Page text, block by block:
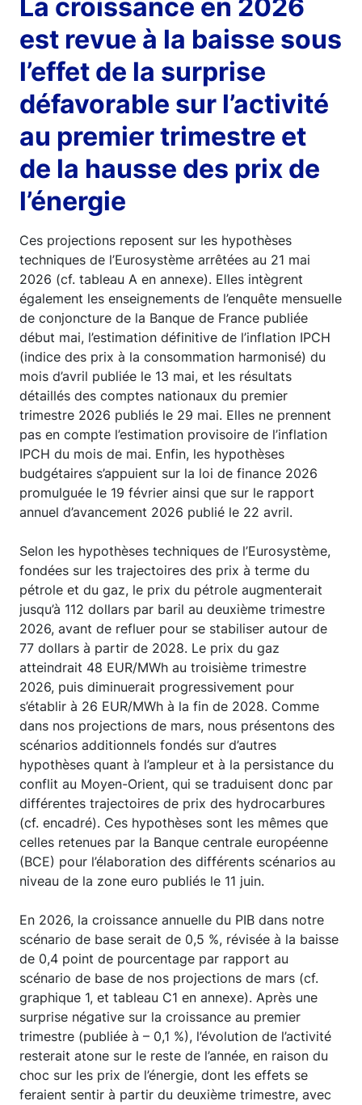
La croissance en 2026
est revue à la baisse sous
l’effet de la surprise
défavorable sur l’activité
au premier trimestre et
de la hausse des prix de
l’énergie
Ces projections reposent sur les hypothèses
techniques de l’Eurosystème arrêtées au 21 mai
2026 (cf. tableau A en annexe). Elles intègrent
également les enseignements de l’enquête mensuelle
de conjoncture de la Banque de France publiée
début mai, l’estimation définitive de l’inflation IPCH
(indice des prix à la consommation harmonisé) du
mois d’avril publiée le 13 mai, et les résultats
détaillés des comptes nationaux du premier
trimestre 2026 publiés le 29 mai. Elles ne prennent
pas en compte l’estimation provisoire de l’inflation
IPCH du mois de mai. Enfin, les hypothèses
budgétaires s’appuient sur la loi de finance 2026
promulguée le 19 février ainsi que sur le rapport
annuel d’avancement 2026 publié le 22 avril.
Selon les hypothèses techniques de l’Eurosystème,
fondées sur les trajectoires des prix à terme du
pétrole et du gaz, le prix du pétrole augmenterait
jusqu’à 112 dollars par baril au deuxième trimestre
2026, avant de refluer pour se stabiliser autour de
77 dollars à partir de 2028. Le prix du gaz
atteindrait 48 EUR/MWh au troisième trimestre
2026, puis diminuerait progressivement pour
s’établir à 26 EUR/MWh à la fin de 2028. Comme
dans nos projections de mars, nous présentons des
scénarios additionnels fondés sur d’autres
hypothèses quant à l’ampleur et à la persistance du
conflit au Moyen-Orient, qui se traduisent donc par
différentes trajectoires de prix des hydrocarbures
(cf. encadré). Ces hypothèses sont les mêmes que
celles retenues par la Banque centrale européenne
(BCE) pour l’élaboration des différents scénarios au
niveau de la zone euro publiés le 11 juin.
En 2026, la croissance annuelle du PIB dans notre
scénario de base serait de 0,5 %, révisée à la baisse
de 0,4 point de pourcentage par rapport au
scénario de base de nos projections de mars (cf.
graphique 1, et tableau C1 en annexe). Après une
surprise négative sur la croissance au premier
trimestre (publiée à – 0,1 %), l’évolution de l’activité
resterait atone sur le reste de l’année, en raison du
choc sur les prix de l’énergie, dont les effets se
feraient sentir à partir du deuxième trimestre, avec